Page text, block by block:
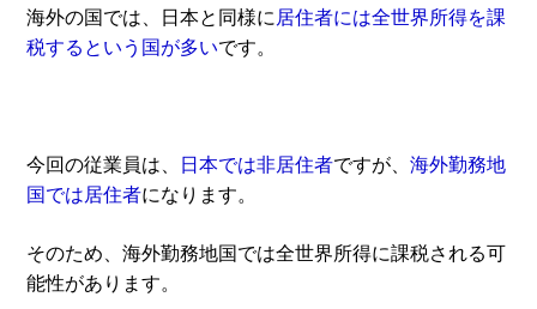
海外の国では、日本と同様に居住者には全世界所得を課
税するという国が多いです。
今回の従業員は、 日本では非居住者ですが、海外勤務地
国では居住者になります。
そのため、海外勤務地国では全世界所得に課税される可
能性があります。